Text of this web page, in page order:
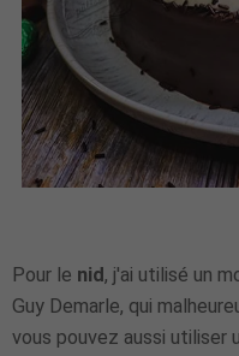
Pour le nid, j'ai utilisé un
Guy Demarle, qui
vous pouvez aussi utiliser